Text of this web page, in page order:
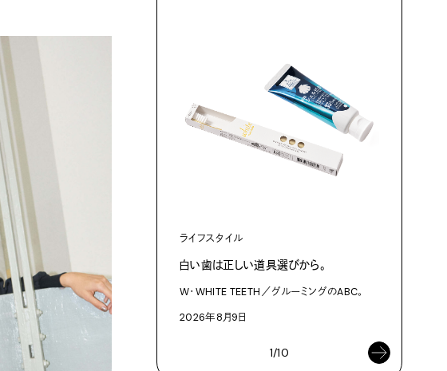
ライフスタイル
白い歯は正しい道具選びから。
W・WHITE TEETH／グルーミングのABC。
2026年8月9日
1/10